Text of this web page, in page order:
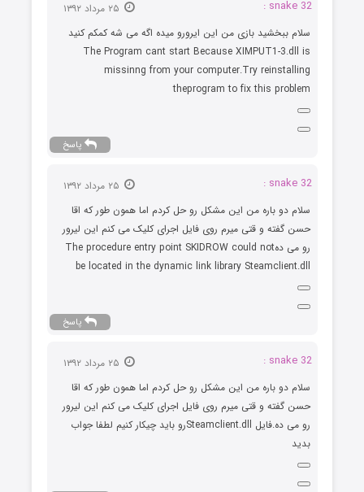
snake 32 :
سلام ببخشید بازی من این ایرورو میده اگه می شه کمکم کنید
The Program cant start Because XIMPUT1-3.dll is
missinng from your computer.Try reinstalling
theprogram to fix this problem
پاسخ
snake 32 :
سلام دو باره من این مشکل رو حل کردم اما همون طور که اقا
حسن گفته و قتی میرم روی فایل اجرای کلیک می کنم این لیرور
رو می دهThe procedure entry point SKIDROW could not
be located in the dynamic link library Steamclient.dll
پاسخ
snake 32 :
سلام دو باره من این مشکل رو حل کردم اما همون طور که اقا
حسن گفته و قتی میرم روی فایل اجرای کلیک می کنم این لیرور
رو می ده.فایل Steamclient.dllرو باید چیکار کنیم لطفا جواب
بدید